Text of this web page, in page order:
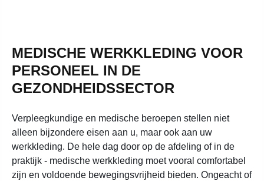
MEDISCHE WERKKLEDING VOOR
PERSONEEL IN DE
GEZONDHEIDSSECTOR
Verpleegkundige en medische beroepen stellen niet
alleen bijzondere eisen aan u, maar ook aan uw
werkkleding. De hele dag door op de afdeling of in de
praktijk - medische werkkleding moet vooral comfortabel
zijn en voldoende bewegingsvrijheid bieden. Ongeacht of